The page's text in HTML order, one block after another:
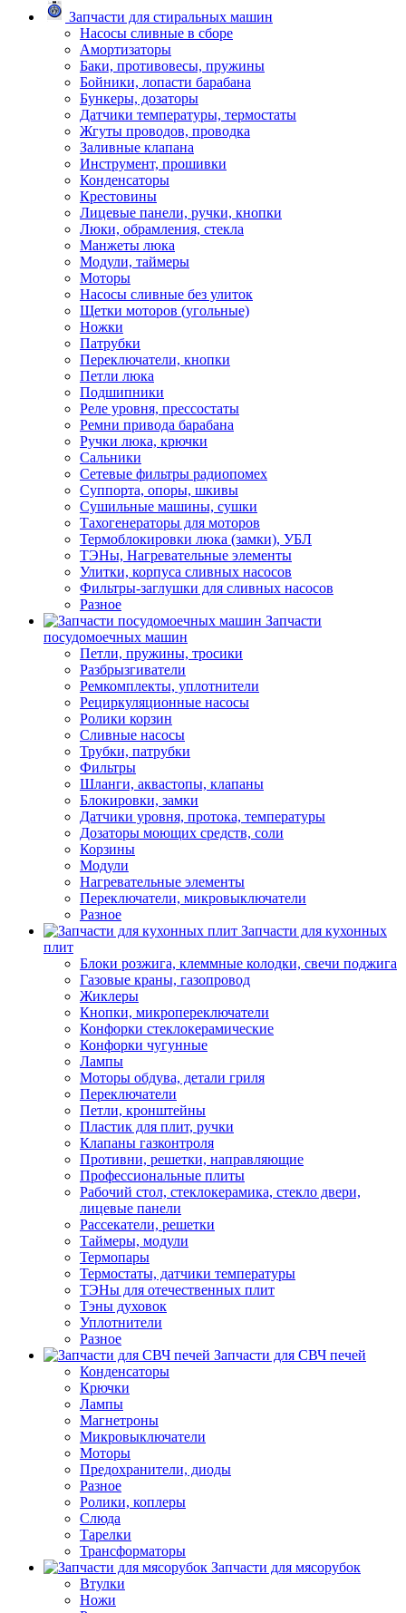
Запчасти для стиральных машин
Насосы сливные в сборе
Амортизаторы
Баки, противовесы, пружины
Бойники, лопасти барабана
Бункеры, дозаторы
Датчики температуры, термостаты
Жгуты проводов, проводка
Заливные клапана
Инструмент, прошивки
Конденсаторы
Крестовины
Лицевые панели, ручки, кнопки
Люки, обрамления, стекла
Манжеты люка
Модули, таймеры
Моторы
Насосы сливные без улиток
Щетки моторов (угольные)
Ножки
Патрубки
Переключатели, кнопки
Петли люка
Подшипники
Реле уровня, прессостаты
Ремни привода барабана
Ручки люка, крючки
Сальники
Сетевые фильтры радиопомех
Суппорта, опоры, шкивы
Сушильные машины, сушки
Тахогенераторы для моторов
Термоблокировки люка (замки), УБЛ
ТЭНы, Нагревательные элементы
Улитки, корпуса сливных насосов
Фильтры-заглушки для сливных насосов
Разное
Запчасти
посудомоечных машин
Петли, пружины, тросики
Разбрызгиватели
Ремкомплекты, уплотнители
Рециркуляционные насосы
Ролики корзин
Сливные насосы
Трубки, патрубки
Фильтры
Шланги, аквастопы, клапаны
Блокировки, замки
Датчики уровня, протока, температуры
Дозаторы моющих средств, соли
Корзины
Модули
Нагревательные элементы
Переключатели, микровыключатели
Разное
Запчасти для кухонных
плит
Блоки розжига, клеммные колодки, свечи поджига
Газовые краны, газопровод
Жиклеры
Кнопки, микропереключатели
Конфорки стеклокерамические
Конфорки чугунные
Лампы
Моторы обдува, детали гриля
Переключатели
Петли, кронштейны
Пластик для плит, ручки
Клапаны газконтроля
Противни, решетки, направляющие
Профессиональные плиты
Рабочий стол, стеклокерамика, стекло двери,
лицевые панели
Рассекатели, решетки
Таймеры, модули
Термопары
Термостаты, датчики температуры
ТЭНы для отечественных плит
Тэны духовок
Уплотнители
Разное
Запчасти для СВЧ печей
Конденсаторы
Крючки
Лампы
Магнетроны
Микровыключатели
Моторы
Предохранители, диоды
Разное
Ролики, коплеры
Слюда
Тарелки
Трансформаторы
Запчасти для мясорубок
Втулки
Ножи